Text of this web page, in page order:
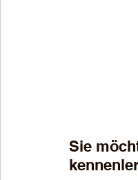
Sie